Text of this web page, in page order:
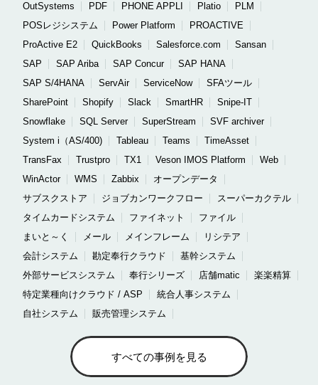
OutSystems
PDF PHONE APPLI Platio
PLM
POSレジシステム
Power Platform
PROACTIVE
ProActive E2
QuickBooks Salesforce.com
Sansan
SAP
SAP Ariba SAP Concur
SAP HANA
SAP S/4HANA
ServAir ServiceNow
SFAツール
SharePoint
Shopify Slack SmartHR
Snipe-IT
Snowflake
SQL Server SuperStream
SVF archiver
System i（AS/400)
Tableau Teams
TimeAsset
TransFax
Trustpro TX1 Veson IMOS Platform
Web
WinActor
WMS Zabbix
オープンデータ
サブスクストア
ジョブカンワークフロー
スーパーカクテル
タイムカードシステム
ファイネット
ファイル
まいと～く
メール メインフレーム
リシテア
会計システム
勘定奉行クラウド
基幹システム
外部サービスシステム
奉行シリーズ 店舗matic
楽楽精算
特定業種向けクラウド / ASP
統合人事システム
自社システム
販売管理システム
すべての事例を見る